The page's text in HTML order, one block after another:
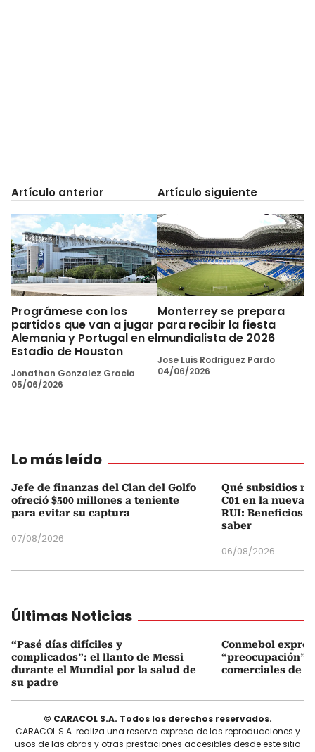
Artículo anterior
Prográmese con los
partidos que van a jugar
Alemania y Portugal en el
Estadio de Houston
Jonathan Gonzalez Gracia
05/06/2026
Artículo siguiente
Monterrey se prepara
para recibir la fiesta
mundialista de 2026
Jose Luis Rodriguez Pardo
04/06/2026
Lo más leído
Jefe de finanzas del Clan del Golfo
ofreció $500 millones a teniente
para evitar su captura
07/08/2026
Qué subsidios
C01 en la nueva
RUI: Beneficios
saber
06/08/2026
Últimas Noticias
“Pasé días difíciles y
complicados”: el llanto de Messi
durante el Mundial por la salud de
su padre
Conmebol
“preocupación”
comerciales de la
© CARACOL S.A. Todos los derechos reservados.
CARACOL S.A. realiza una reserva expresa de las reproducciones y
usos de las obras y otras prestaciones accesibles desde este sitio